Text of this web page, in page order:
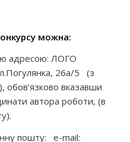
можна:
адресою: ЛОГО
26а/5 (з
вказавши
автора роботи, (в
пошту: e-mail: